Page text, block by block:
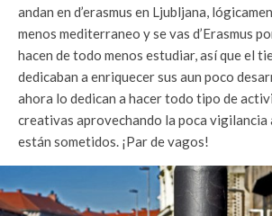
andan en d’erasmus en Ljubljana,
menos mediterraneo y se vas d’Erasmus
hacen de todo menos estudiar, así que el
dedicaban a enriquecer sus aun poco
ahora lo dedican a hacer todo tipo de
creativas aprovechando la poca vigilancia
están sometidos. ¡Par de vagos!